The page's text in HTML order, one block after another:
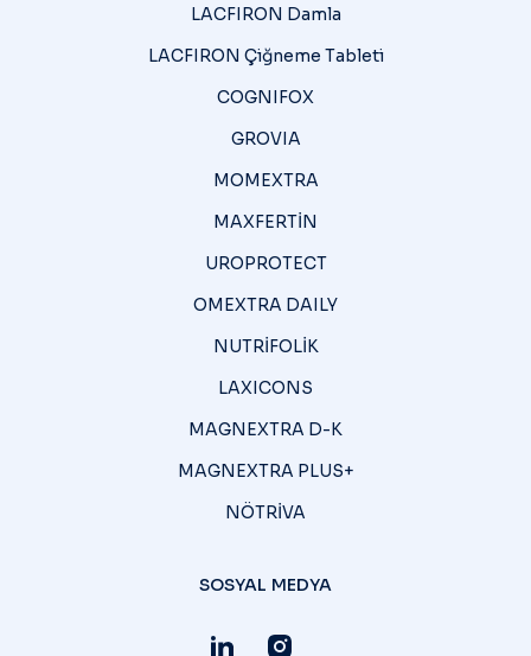
LACFIRON Damla
LACFIRON Çiğneme Tableti
COGNIFOX
GROVIA
MOMEXTRA
MAXFERTİN
UROPROTECT
OMEXTRA DAILY
NUTRİFOLİK
LAXICONS
MAGNEXTRA D-K
MAGNEXTRA PLUS+
NÖTRİVA
SOSYAL MEDYA